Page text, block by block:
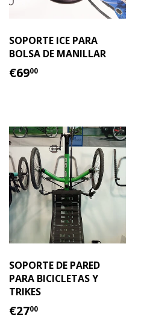
SOPORTE ICE PARA
BOLSA DE MANILLAR
PRECIO
€6900
SOPORTE DE PARED
PARA BICICLETAS Y
TRIKES
PRECIO
€2700